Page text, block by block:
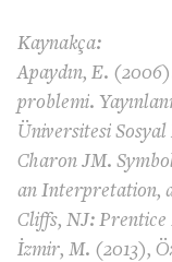
Kaynakça:
Apaydın, E.
problemi.
Üniversitesi
Charon JM.
an Interpretation,
Cliffs, NJ:
İzmir, M. (2013),